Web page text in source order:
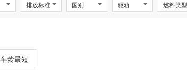
排放标准 国别 驱动 燃料类型
车龄最短